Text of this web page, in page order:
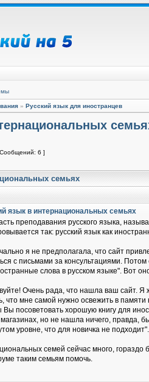
» Русский язык для иностранцев
6 ]
семьях
язык в интернациональных семьях
преподавания русского языка,
так: русский язык как
я не предполагала, что сайт
с письмами за консультациями.
слова в русском языке". Вот
Очень рада, что нашла ваш сайт. Я
что мне самой нужно освежить в памяти
Вы посоветовать хорошую книгу для
но не нашла ничего, правда,
уровне, что для новичка не подходит".
семей сейчас много,
таким семьям помочь.